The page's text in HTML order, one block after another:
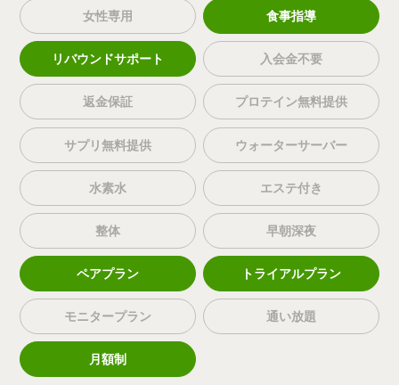
女性専用 食事指導
リバウンドサポート 入会金不要
返金保証 プロテイン無料提供
サプリ無料提供 ウォーターサーバー
水素水 エステ付き
整体 早朝深夜
ペアプラン トライアルプラン
モニタープラン 通い放題
月額制